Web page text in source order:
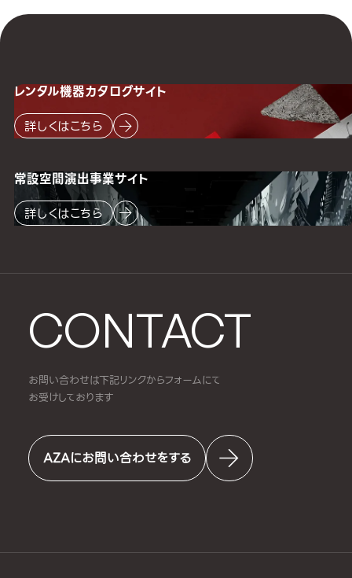
CONTACT
お問い合わせは下記リンクからフォームにて
お受けしております
AZAにお問い合わせをする
レンタル機器カタログサイト
詳しくはこちら
常設空間演出事業サイト
詳しくはこちら